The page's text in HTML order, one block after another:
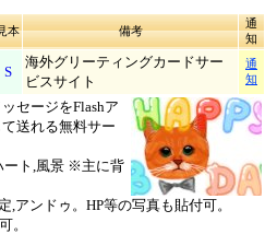
本 備考
通
知
S
海外グリーティングカードサー
ビスサイト
通
知
セージをFlashア
送れる無料サー
ート,風景 ※主に背
,アンドゥ。HP等の写真も貼付可。
。